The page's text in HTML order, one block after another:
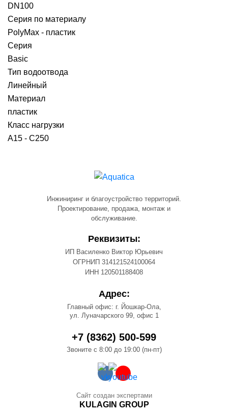
DN100
Серия по материалу
PolyMax - пластик
Серия
Basic
Тип водоотвода
Линейный
Материал
пластик
Класс нагрузки
A15 - C250
Инжиниринг и благоустройство территорий.
Проектирование, продажа, монтаж и
обслуживание.
Реквизиты:
ИП Василенко Виктор Юрьевич
ОГРНИП 314121524100064
ИНН 120501188408
Адрес:
Главный офис: г. Йошкар-Ола,
ул. Луначарского 99, офис 1
+7 (8362) 500-599
Звоните с 8:00 до 19:00 (пн-пт)
Сайт создан экспертами
KULAGIN GROUP